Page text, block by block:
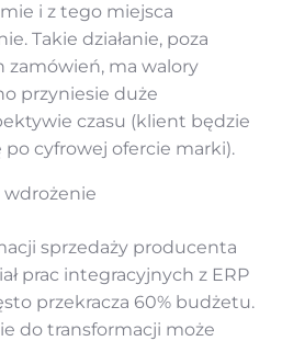
i z tego miejsca
Takie działanie, poza
zamówień, ma walory
przyniesie duże
czasu (klient będzie
po cyfrowej ofercie marki).
wdrożenie
sprzedaży producenta
prac integracyjnych z ERP
przekracza 60% budżetu.
do transformacji może